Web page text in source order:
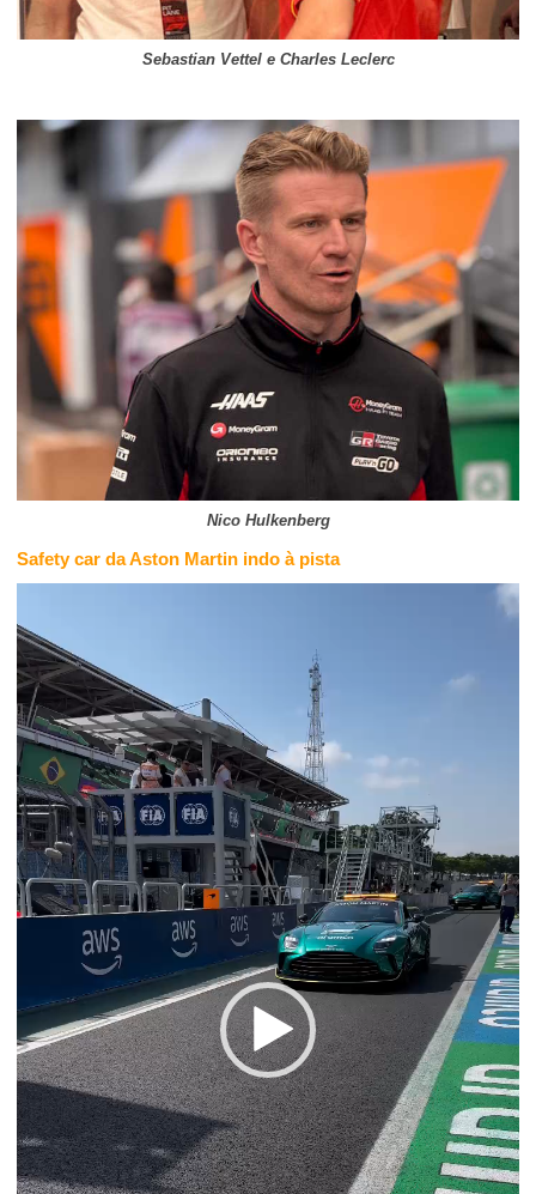
Sebastian Vettel e Charles Leclerc
Nico Hulkenberg
Safety car da Aston Martin indo à pista